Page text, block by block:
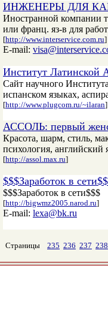
ИНЖЕНЕРЫ ДЛЯ
Иностранной
или франц. яз-в для
[http://www.interservice.com.ru]
E-mail:
Институт Латинской
Сайт научного
испанском языках,
[http://www.plugcom.ru/~ilaran]
АССОЛЬ: первый
Красота, шарм, стиль,
психология, английский
[http://assol.max.ru]
$$$Заработок в
$$$Заработок в сети$$$
[http://bigwmz2005.narod.ru]
E-mail: lexa@bk.ru
Страницы 235 236 237 238